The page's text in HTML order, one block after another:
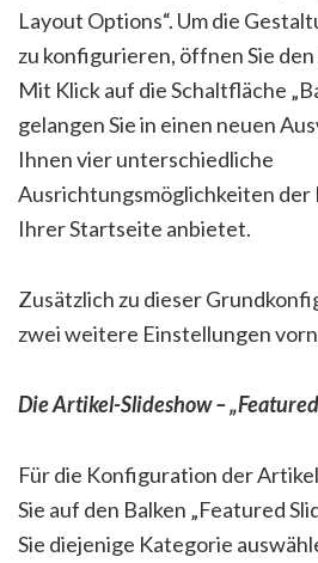
Layout Options“. Um die
zu konfigurieren, öffnen Sie den
Mit Klick auf die Schaltfläche
gelangen Sie in einen neuen
Ihnen vier unterschiedliche
Ausrichtungsmöglichkeiten der
Ihrer Startseite anbietet.
Zusätzlich zu dieser
zwei weitere Einstellungen
Die Artikel-Slideshow –
Für die Konfiguration der
Sie auf den Balken „Featured
Sie diejenige Kategorie